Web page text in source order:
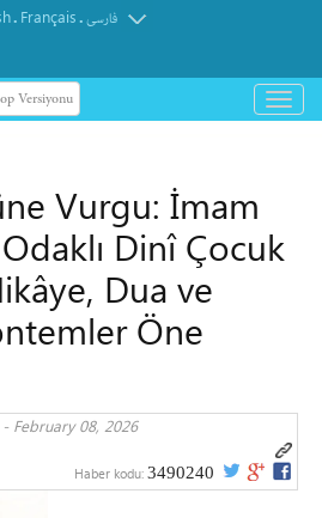
. Français.فارسی
Versiyonu
باز
و
Vurgu: İmam
Dinî Çocuk
Dua ve
Öne
- February 08, 2026
Haber kodu: 3490240